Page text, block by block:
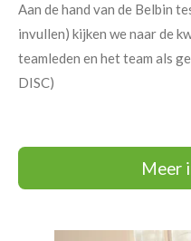
Aan de hand van de Belbin
invullen) kijken we naar de
teamleden en het team als
DISC)
Meer